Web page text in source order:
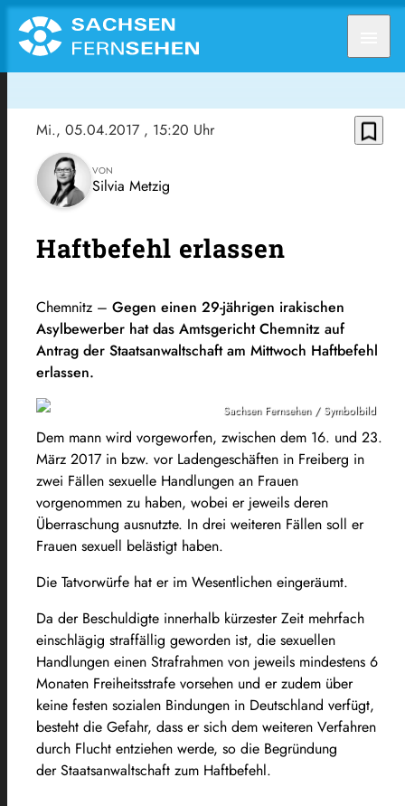
Mi., 05.04.2017 , 15:20 Uhr bookmark_border
VON
Silvia Metzig
Haftbefehl erlassen
Chemnitz – Gegen einen 29-jährigen irakischen
Asylbewerber hat das Amtsgericht Chemnitz auf
Antrag der Staatsanwaltschaft am Mittwoch Haftbefehl
erlassen.
Sachsen Fernsehen / Symbolbild
Dem mann wird vorgeworfen, zwischen dem 16. und 23.
März 2017 in bzw. vor Ladengeschäften in Freiberg in
zwei Fällen sexuelle Handlungen an Frauen
vorgenommen zu haben, wobei er jeweils deren
Überraschung ausnutzte. In drei weiteren Fällen soll er
Frauen sexuell belästigt haben.
Die Tatvorwürfe hat er im Wesentlichen eingeräumt.
Da der Beschuldigte innerhalb kürzester Zeit mehrfach
einschlägig straffällig geworden ist, die sexuellen
Handlungen einen Strafrahmen von jeweils mindestens 6
Monaten Freiheitsstrafe vorsehen und er zudem über
keine festen sozialen Bindungen in Deutschland verfügt,
besteht die Gefahr, dass er sich dem weiteren Verfahren
durch Flucht entziehen werde, so die Begründung
der Staatsanwaltschaft zum Haftbefehl.